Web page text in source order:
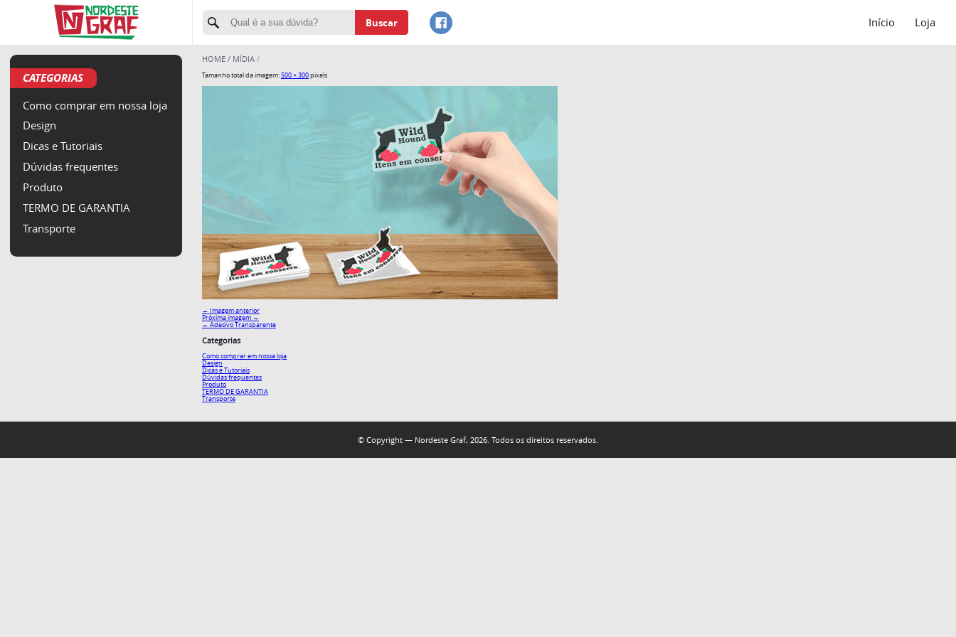
Buscar Início Loja
CATEGORIAS
Como comprar em nossa loja
Design
Dicas e Tutoriais
Dúvidas frequentes
Produto
TERMO DE GARANTIA
Transporte
HOME MÍDIA
Tamanho total da imagem:500×300pixels
← Imagem anterior
Próxima imagem →
←Adesivo Transparente
Categorias
Como comprar em nossa loja
Design
Dicas e Tutoriais
Dúvidas frequentes
Produto
TERMO DE GARANTIA
Transporte
© Copyright — Nordeste Graf, 2026. Todos os direitos reservados.